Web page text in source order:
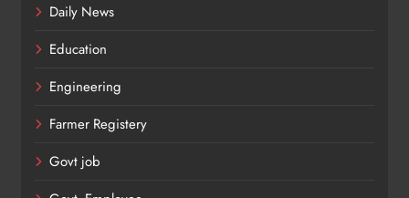
Daily News
Education
Engineering
Farmer Registery
Govt job